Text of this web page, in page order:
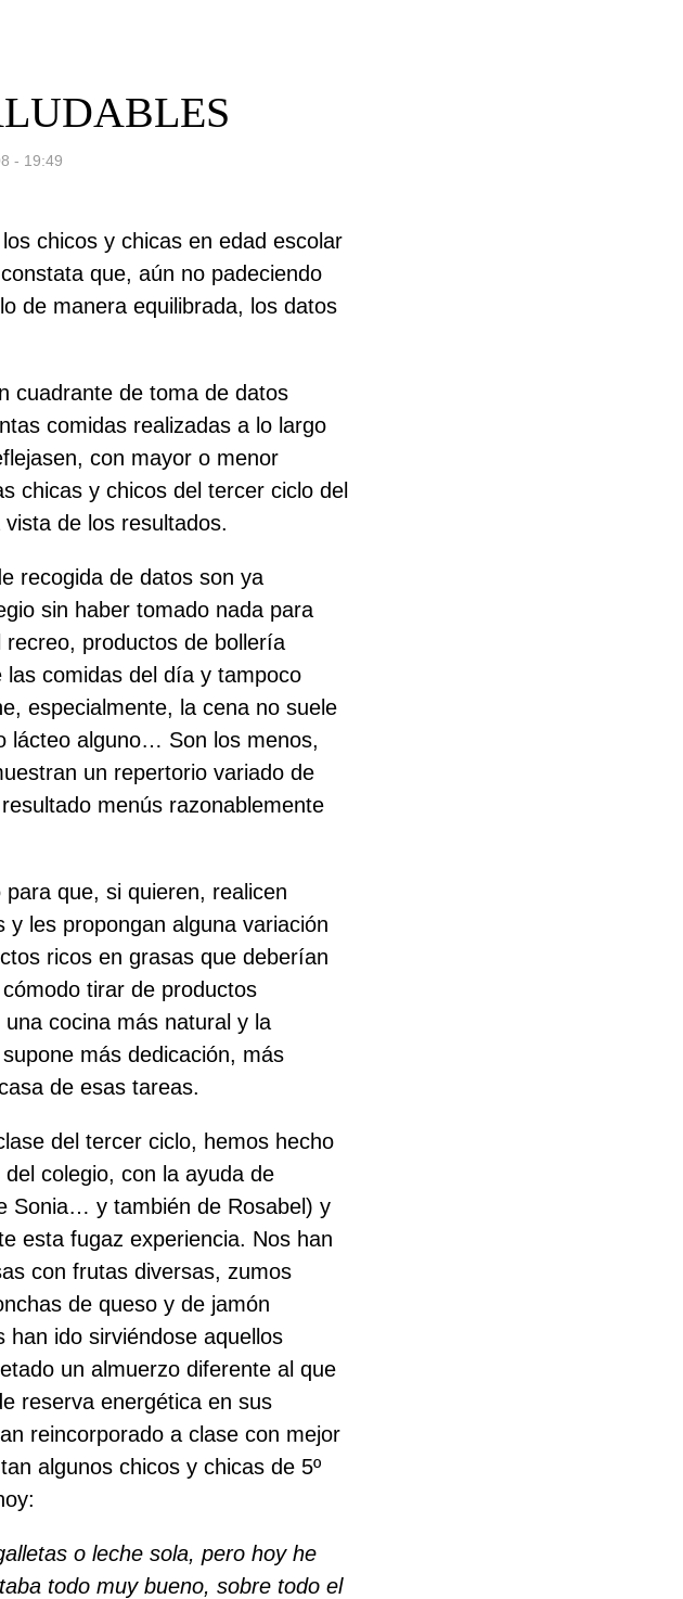
- 19:49
chicos y chicas en edad escolar
que, aún no padeciendo
de manera equilibrada, los datos
cuadrante de toma de datos
comidas realizadas a lo largo
con mayor o menor
chicas y chicos del tercer ciclo del
de los resultados.
recogida de datos son ya
sin haber tomado nada para
productos de bollería
comidas del día y tampoco
especialmente, la cena no suele
lácteo alguno… Son los menos,
un repertorio variado de
menús razonablemente
que, si quieren, realicen
les propongan alguna variación
ricos en grasas que deberían
tirar de productos
cocina más natural y la
más dedicación, más
de esas tareas.
del tercer ciclo, hemos hecho
colegio, con la ayuda de
Sonia… y también de Rosabel) y
esta fugaz experiencia. Nos han
con frutas diversas, zumos
de queso y de jamón
ido sirviéndose aquellos
un almuerzo diferente al que
reserva energética en sus
reincorporado a clase con mejor
algunos chicos y chicas de 5º
o leche sola, pero hoy he
todo muy bueno, sobre todo el